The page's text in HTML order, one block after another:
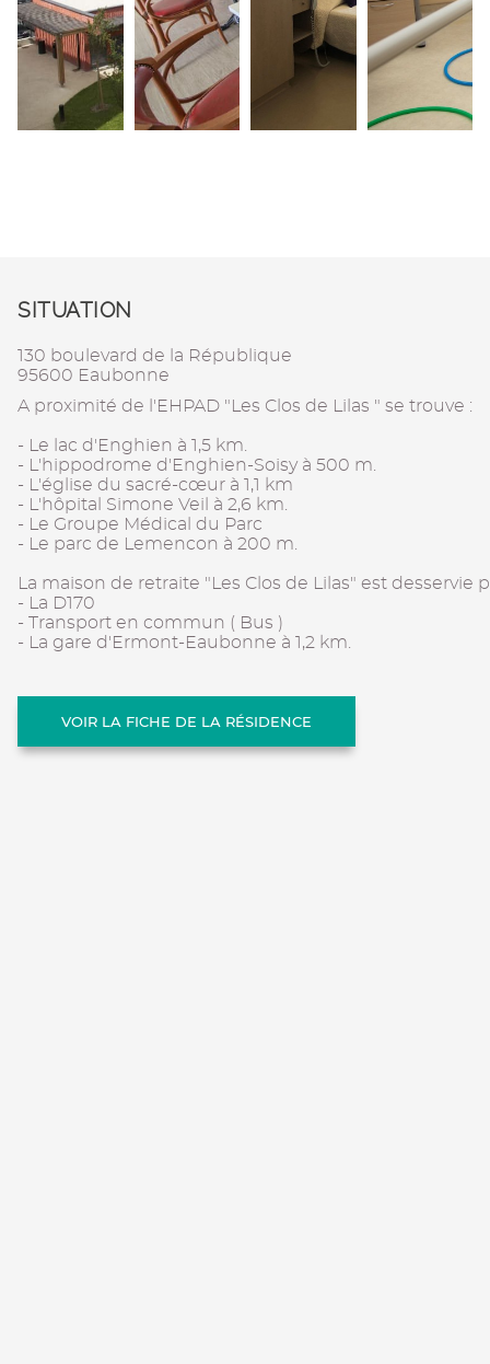
SITUATION
130 boulevard de la République
95600 Eaubonne
A proximité de l'EHPAD "Les Clos de Lilas " se trouve :
- Le lac d'Enghien à 1,5 km.
- L'hippodrome d'Enghien-Soisy à 500 m.
- L'église du sacré-cœur à 1,1 km
- L'hôpital Simone Veil à 2,6 km.
- Le Groupe Médical du Parc
- Le parc de Lemencon à 200 m.
La maison de retraite "Les Clos de Lilas" est desservie
- La D170
- Transport en commun ( Bus )
- La gare d'Ermont-Eaubonne à 1,2 km.
VOIR LA FICHE DE LA RÉSIDENCE